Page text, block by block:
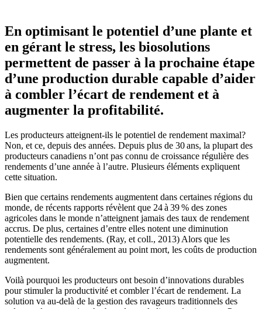
En optimisant le potentiel d’une plante et
en gérant le stress, les biosolutions
permettent de passer à la prochaine étape
d’une production durable capable d’aider
à combler l’écart de rendement et à
augmenter la profitabilité.
Les producteurs atteignent-ils le potentiel de rendement maximal?
Non, et ce, depuis des années. Depuis plus de 30 ans, la plupart des
producteurs canadiens n’ont pas connu de croissance régulière des
rendements d’une année à l’autre. Plusieurs éléments expliquent
cette situation.
Bien que certains rendements augmentent dans certaines régions du
monde, de récents rapports révèlent que 24 à 39 % des zones
agricoles dans le monde n’atteignent jamais des taux de rendement
accrus. De plus, certaines d’entre elles notent une diminution
potentielle des rendements. (Ray, et coll., 2013) Alors que les
rendements sont généralement au point mort, les coûts de production
augmentent.
Voilà pourquoi les producteurs ont besoin d’innovations durables
pour stimuler la productivité et combler l’écart de rendement. La
solution va au-delà de la gestion des ravageurs traditionnels des